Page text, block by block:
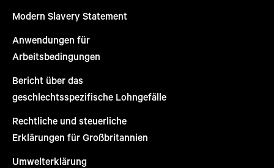
Modern Slavery Statement
Anwendungen für
Arbeitsbedingungen
Bericht über das
geschlechtsspezifische Lohngefälle
Rechtliche und steuerliche
Erklärungen für Großbritannien
Umwelterklärung